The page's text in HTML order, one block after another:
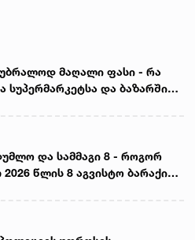
უბრალოდ მაღალი ფასი - რა
სუპერმარკეტსა და ბაზარში
და სამმაგი 8 - როგორ
წლის 8 აგვისტო ბარაქისა